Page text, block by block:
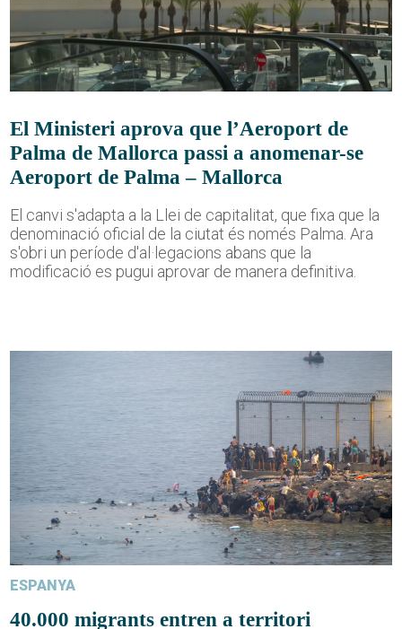
El Ministeri aprova que l’Aeroport de
Palma de Mallorca passi a anomenar-se
Aeroport de Palma – Mallorca
El canvi s'adapta a la Llei de capitalitat, que fixa que la
denominació oficial de la ciutat és només Palma. Ara
s'obri un període d'al·legacions abans que la
modificació es pugui aprovar de manera definitiva.
ESPANYA
40.000 migrants entren a territori